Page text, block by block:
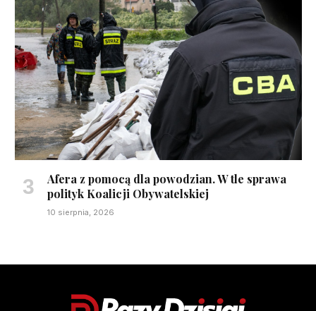
Afera z pomocą dla powodzian. W tle sprawa
polityk Koalicji Obywatelskiej
10 sierpnia, 2026